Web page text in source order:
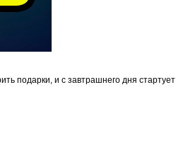
подарки, и с завтрашнего дня стартует